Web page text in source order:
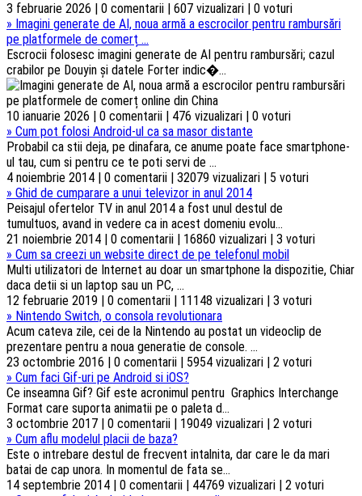
3 februarie 2026 | 0 comentarii | 607 vizualizari | 0 voturi
» Imagini generate de AI, noua armă a escrocilor pentru rambursări
pe platformele de comerț ...
Escrocii folosesc imagini generate de AI pentru rambursări; cazul
crabilor pe Douyin și datele Forter indic�...
10 ianuarie 2026 | 0 comentarii | 476 vizualizari | 0 voturi
» Cum pot folosi Android-ul ca sa masor distante
Probabil ca stii deja, pe dinafara, ce anume poate face smartphone-
ul tau, cum si pentru ce te poti servi de ...
4 noiembrie 2014 | 0 comentarii | 32079 vizualizari | 5 voturi
» Ghid de cumparare a unui televizor in anul 2014
Peisajul ofertelor TV in anul 2014 a fost unul destul de
tumultuos, avand in vedere ca in acest domeniu evolu...
21 noiembrie 2014 | 0 comentarii | 16860 vizualizari | 3 voturi
» Cum sa creezi un website direct de pe telefonul mobil
Multi utilizatori de Internet au doar un smartphone la dispozitie, Chiar
daca detii si un laptop sau un PC, ...
12 februarie 2019 | 0 comentarii | 11148 vizualizari | 3 voturi
» Nintendo Switch, o consola revolutionara
Acum cateva zile, cei de la Nintendo au postat un videoclip de
prezentare pentru a noua generatie de console. ...
23 octombrie 2016 | 0 comentarii | 5954 vizualizari | 2 voturi
» Cum faci Gif-uri pe Android si iOS?
Ce inseamna Gif? Gif este acronimul pentru Graphics Interchange
Format care suporta animatii pe o paleta d...
3 octombrie 2017 | 0 comentarii | 19049 vizualizari | 2 voturi
» Cum aflu modelul placii de baza?
Este o intrebare destul de frecvent intalnita, dar care le da mari
batai de cap unora. In momentul de fata se...
14 septembrie 2014 | 0 comentarii | 44769 vizualizari | 2 voturi